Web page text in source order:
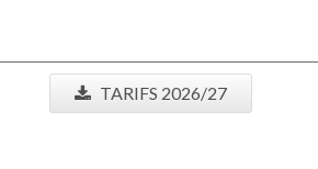
TARIFS 2026/27